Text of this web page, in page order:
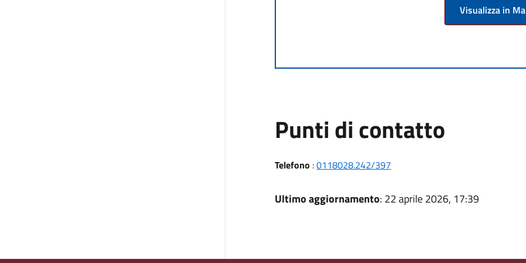
Visualizza in
Punti di contatto
Telefono :0118028.242/397
Ultimo aggiornamento: 22 aprile 2026, 17:39